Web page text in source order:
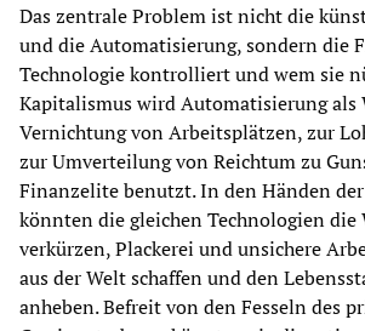
Das zentrale Problem ist nicht die
und die Automatisierung, sondern die
Technologie kontrolliert und wem sie
Kapitalismus wird Automatisierung als
Vernichtung von Arbeitsplätzen, zur
zur Umverteilung von Reichtum zu
Finanzelite benutzt. In den Händen
könnten die gleichen Technologien die
verkürzen, Plackerei und unsichere
aus der Welt schaffen und den
anheben. Befreit von den Fesseln des